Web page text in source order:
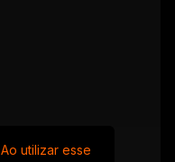
Ao utilizar esse